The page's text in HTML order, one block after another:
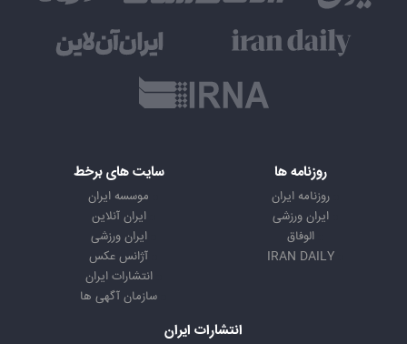
روزنامه ها
روزنامه ایران
ایران ورزشی
الوفاق
IRAN DAILY
سایت های برخط
موسسه ایران
ایران آنلاین
ایران ورزشی
آژانس عکس
انتشارات ایران
سازمان آگهی ها
انتشارات ایران